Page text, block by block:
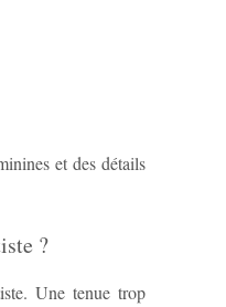
et des détails
?
Une tenue trop